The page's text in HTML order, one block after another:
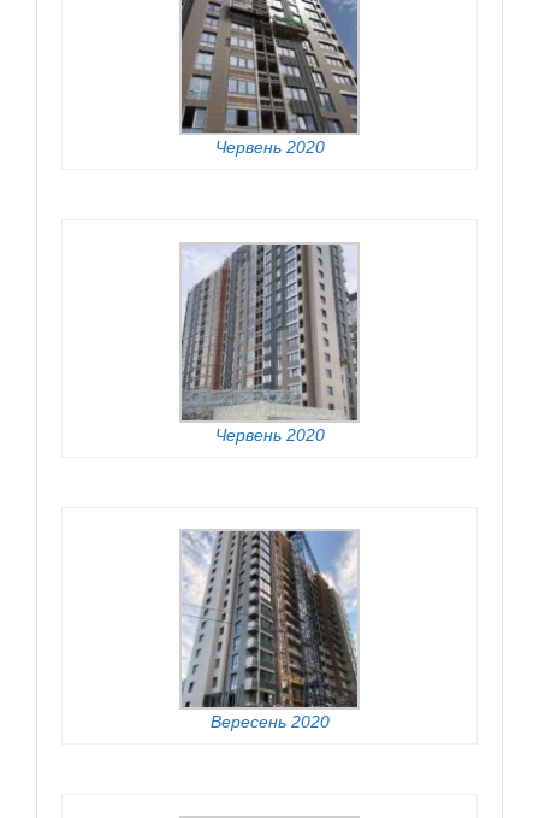
Червень 2020
Червень 2020
Вересень 2020